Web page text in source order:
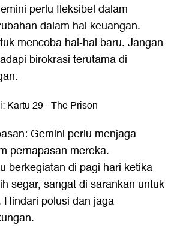
perlu fleksibel dalam
dalam hal keuangan.
mencoba hal-hal baru. Jangan
birokrasi terutama di
Kartu 29 - The Prison
Gemini perlu menjaga
pernapasan mereka.
berkegiatan di pagi hari ketika
segar, sangat di sarankan untuk
polusi dan jaga